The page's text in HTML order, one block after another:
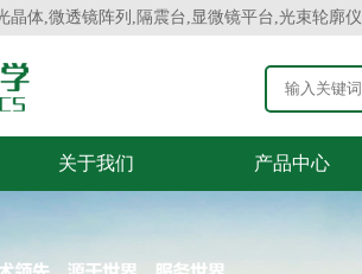
晶体,微透镜阵列,隔震台,显微镜平台,光束轮廓仪
关于我们 产品中心